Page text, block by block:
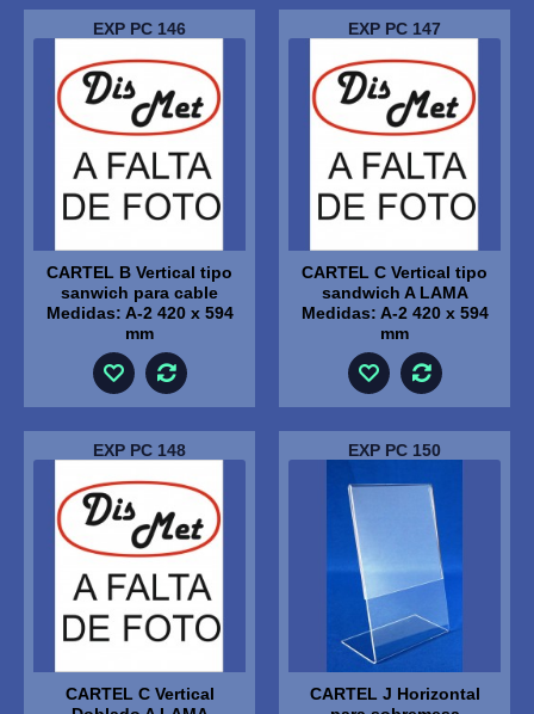
EXP PC 146
CARTEL B Vertical tipo
sanwich para cable
Medidas: A-2 420 x 594
mm
EXP PC 147
CARTEL C Vertical tipo
sandwich A LAMA
Medidas: A-2 420 x 594
mm
EXP PC 148
CARTEL C Vertical
EXP PC 150
CARTEL J Horizontal